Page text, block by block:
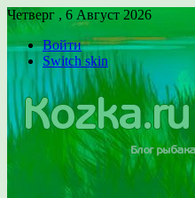
Четверг , 6 Август 2026
Войти
Switch skin